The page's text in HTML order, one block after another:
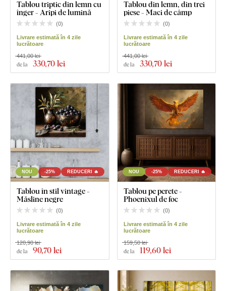
Tablou triptic din lemn cu
înger - Aripi de lumină
(0)
Livrare estimată în 4 zile
lucrătoare
de la 330,70 lei
441,00 lei
Tablou din lemn, din trei
piese - Maci de câmp
(0)
Livrare estimată în 4 zile
lucrătoare
de la 330,70 lei
441,00 lei
NOU -25% REDUCERI 🔥
Tablou în stil vintage -
Măsline negre
(0)
Livrare estimată în 4 zile
lucrătoare
de la 90,70 lei
120,90 lei
NOU -25% REDUCERI 🔥
Tablou pe perete -
Phoenixul de foc
(0)
Livrare estimată în 4 zile
lucrătoare
de la 119,60 lei
159,50 lei